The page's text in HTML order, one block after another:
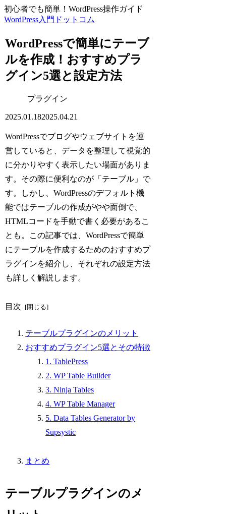
初心者でも簡単！WordPress操作ガイド
WordPress入門ドットコム
WordPressで簡単にテーブ
ルを作成！おすすめプラ
グイン5選と設定方法
プラグイン
2025.01.182025.04.21
WordPressでブログやウェブサイトを運
営していると、データを整理して視覚的
に分かりやすく表示したい場面がありま
す。その際に便利なのが「テーブル」で
す。しかし、WordPressのデフォルト機
能ではテーブルの作成がやや面倒で、
HTMLコードを手動で書く必要があるこ
とも。この記事では、WordPressで簡単
にテーブルを作成するためのおすすめプ
ラグインを紹介し、それぞれの設定方法
も詳しく解説します。
目次
テーブルプラグインのメリット
おすすめプラグイン5選とその特徴
1. TablePress
2. WP Table Builder
3. Ninja Tables
4. WP Table Manager
5. Data Tables Generator by
Supsystic
まとめ
テーブルプラグインのメ